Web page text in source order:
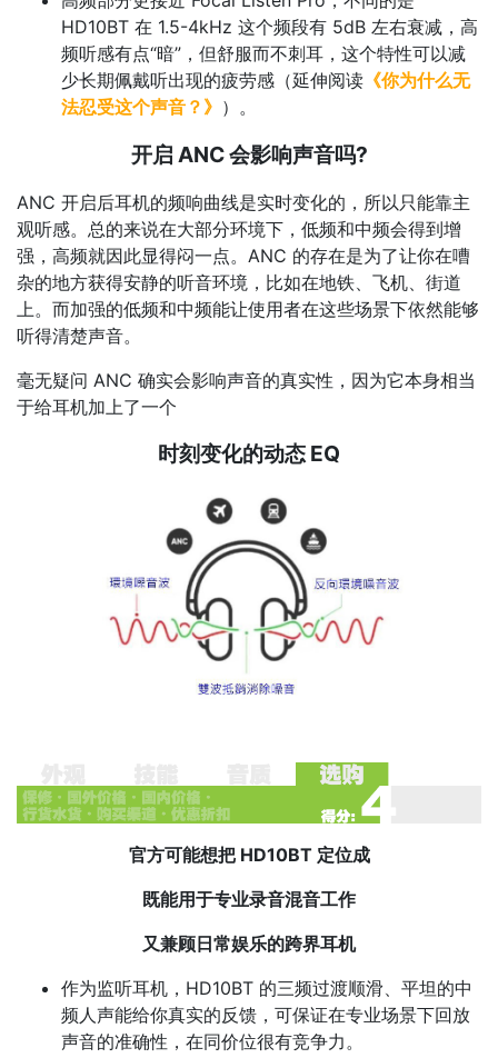
HD10BT 在 1.5-4kHz 这个频段有 5dB 左右衰减，高
频听感有点“暗”，但舒服而不刺耳，这个特性可以减
少长期佩戴听出现的疲劳感（延伸阅读 《你为什么无
法忍受这个声音？》 ）。
开启 ANC 会影响声音吗?
ANC 开启后耳机的频响曲线是实时变化的，所以只能靠主
观听感。总的来说在大部分环境下，低频和中频会得到增
强，高频就因此显得闷一点。ANC 的存在是为了让你在嘈
杂的地方获得安静的听音环境，比如在地铁、飞机、街道
上。而加强的低频和中频能让使用者在这些场景下依然能够
听得清楚声音。
毫无疑问 ANC 确实会影响声音的真实性，因为它本身相当
于给耳机加上了一个
时刻变化的动态 EQ
官方可能想把 HD10BT 定位成
既能用于专业录音混音工作
又兼顾日常娱乐的跨界耳机
作为监听耳机，HD10BT 的三频过渡顺滑、平坦的中
频人声能给你真实的反馈，可保证在专业场景下回放
声音的准确性，在同价位很有竞争力。